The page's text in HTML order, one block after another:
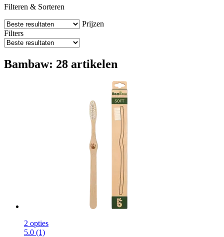
Filteren & Sorteren
Prijzen
Filters
Bambaw: 28 artikelen
2 opties
5.0 (1)